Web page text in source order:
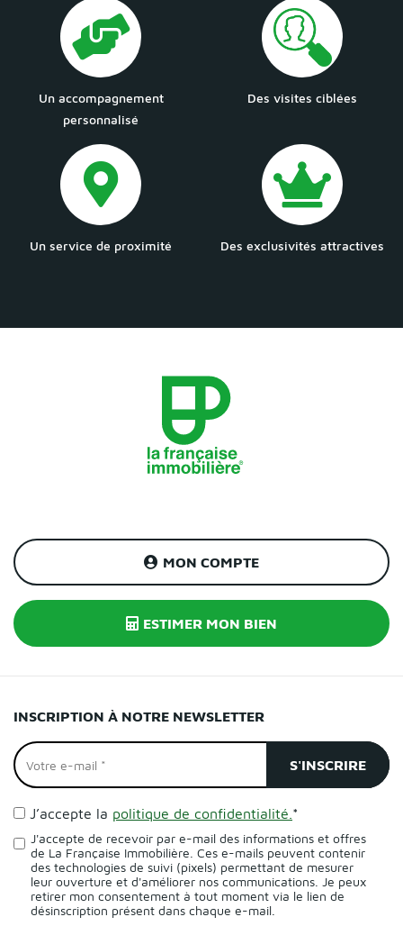
Un accompagnement
personnalisé
Des visites ciblées
Un service de proximité Des exclusivités attractives
MON COMPTE
ESTIMER MON BIEN
INSCRIPTION À NOTRE NEWSLETTER
J’accepte la politique de confidentialité. *
J'accepte de recevoir par e-mail des informations et offres
de La Française Immobilière. Ces e-mails peuvent contenir
des technologies de suivi (pixels) permettant de mesurer
leur ouverture et d'améliorer nos communications. Je peux
retirer mon consentement à tout moment via le lien de
désinscription présent dans chaque e-mail.